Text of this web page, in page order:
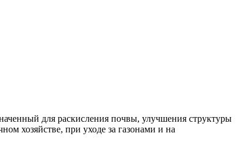
для раскисления почвы, улучшения структуры
хозяйстве, при уходе за газонами и на